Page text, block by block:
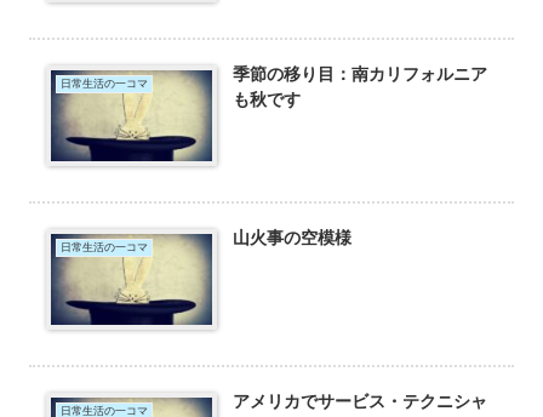
日常生活の一コマ
季節の移り目：南カリフォルニア
も秋です
日常生活の一コマ 山火事の空模様
日常生活の一コマ
アメリカでサービス・テクニシャ